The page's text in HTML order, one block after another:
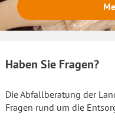
Haben Sie Fragen?
Die Abfallberatung der
Fragen rund um die